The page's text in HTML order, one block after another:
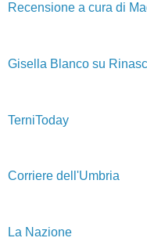
Recensione a cura di
Gisella Blanco su
TerniToday
Corriere dell'Umbria
La Nazione